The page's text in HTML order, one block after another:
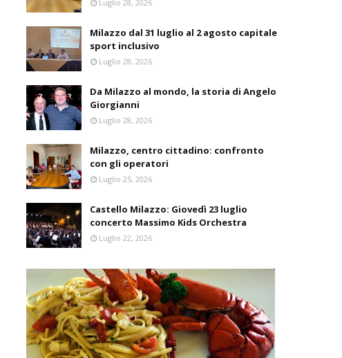
Luglio 28, 2026
Milazzo dal 31 luglio al 2 agosto capitale
sport inclusivo
Luglio 28, 2026
Da Milazzo al mondo, la storia di Angelo
Giorgianni
Luglio 28, 2026
Milazzo, centro cittadino: confronto
con gli operatori
Luglio 25, 2026
Castello Milazzo: Giovedì 23 luglio
concerto Massimo Kids Orchestra
Luglio 22, 2026